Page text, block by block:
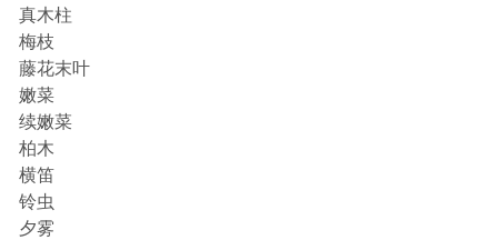
真木柱
梅枝
藤花末叶
嫩菜
续嫩菜
柏木
横笛
铃虫
夕雾